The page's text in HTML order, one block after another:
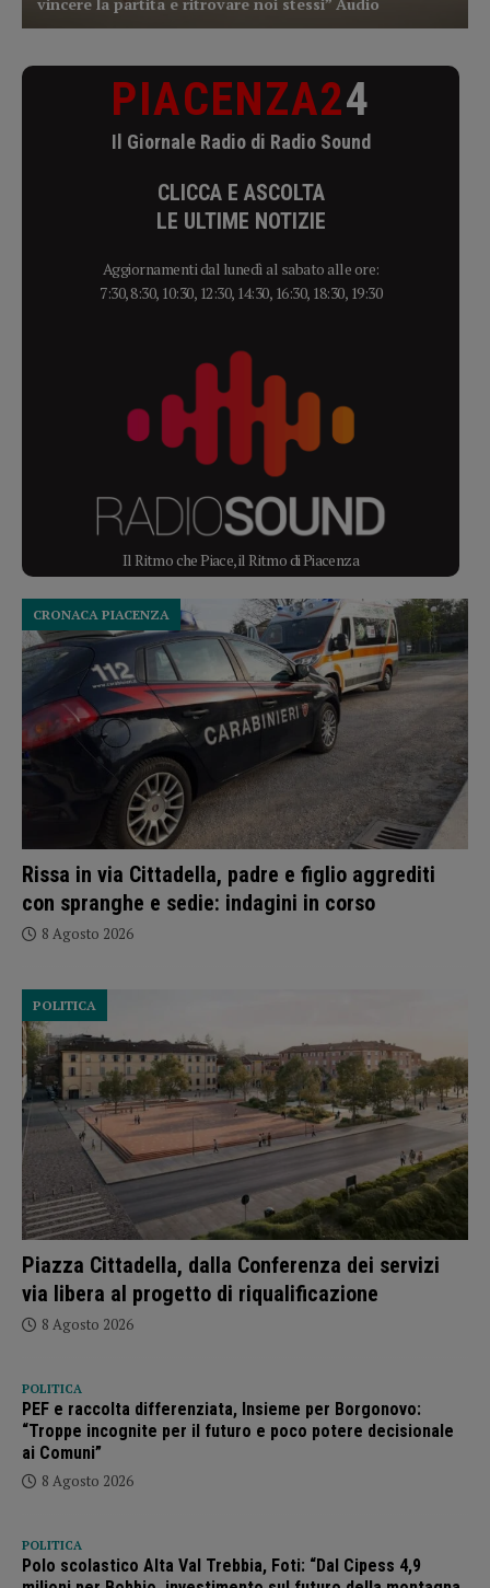
PIACENZA24
Il Giornale Radio di Radio Sound
CLICCA E ASCOLTA
LE ULTIME NOTIZIE
Aggiornamenti dal lunedì al sabato alle ore:
7:30, 8:30, 10:30, 12:30, 14:30, 16:30, 18:30, 19:30
Il Ritmo che Piace, il Ritmo di Piacenza
Rissa in via Cittadella, padre e figlio aggrediti
con spranghe e sedie: indagini in corso
CRONACA PIACENZA
8 Agosto 2026
Piazza Cittadella, dalla Conferenza dei servizi
via libera al progetto di riqualificazione
POLITICA
8 Agosto 2026
POLITICA
PEF e raccolta differenziata, Insieme per Borgonovo:
“Troppe incognite per il futuro e poco potere decisionale
ai Comuni”
8 Agosto 2026
POLITICA
Polo scolastico Alta Val Trebbia, Foti: “Dal Cipess 4,9